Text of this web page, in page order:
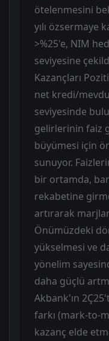
ötelenmesini
yılı özsermaye
>%25'e, NIM
seviyesine
Kazançları
net kredi/
seviyesinde
gelirlerinin faiz
büyümesi için
sunuyor.
bir ortamda,
rekabetine
artırarak
Önümüzdeki
yükselmesi ve
yönelim
daha güçlü
Akbank'ın
farkı (mark-to-
kazanç elde